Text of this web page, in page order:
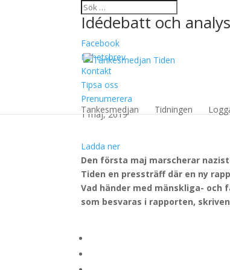
Idédebatt och
Facebook
Nyhetsbrev
Kontakt
Tipsa oss
Prenumerera
Tankesmedjan
Tidningen
1 maj, 2019
Ladda ner
Den första maj marscherar
Tiden en pressträff där en ny
Vad händer med mänskliga-
som besvaras i rapporten,